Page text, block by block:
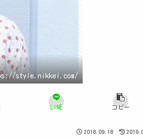
style.nikkei.com/
LINE コピー
2018.09.18